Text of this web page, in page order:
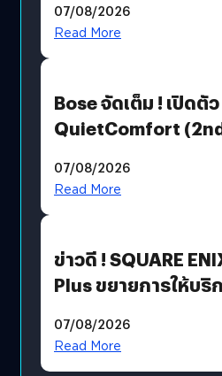
มีภาษาไทยด้วย
07/08/2026
Read More
Bose จัดเต็ม ! เปิดตัว
QuietComfort
07/08/2026
Read More
ข่าวดี ! SQUARE
Plus ขยายการให้บริ
โดยตรง
07/08/2026
Read More